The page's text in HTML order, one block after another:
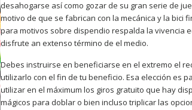
desahogarse así­ como gozar de su gran serie de
motivo de que se fabrican con la mecánica y la bici
para motivos sobre dispendio respalda la vivencia
disfrute an extenso término de el medio.
Debes instruirse en beneficiarse en el extremo el
utilizarlo con el fin de tu beneficio. Esa elección es
utilizar en el máximum los giros gratuito que hay
mágicos para doblar o bien incluso triplicar las